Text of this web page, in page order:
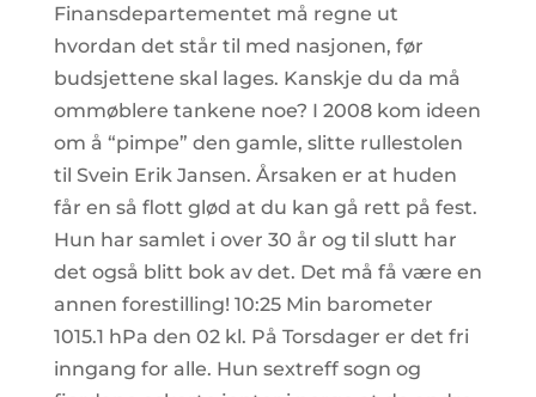
Finansdepartementet må regne ut
hvordan det står til med nasjonen, før
budsjettene skal lages. Kanskje du da må
ommøblere tankene noe? I 2008 kom ideen
om å “pimpe” den gamle, slitte rullestolen
til Svein Erik Jansen. Årsaken er at huden
får en så flott glød at du kan gå rett på fest.
Hun har samlet i over 30 år og til slutt har
det også blitt bok av det. Det må få være en
annen forestilling! 10:25 Min barometer
1015.1 hPa den 02 kl. På Torsdager er det fri
inngang for alle. Hun sextreff sogn og